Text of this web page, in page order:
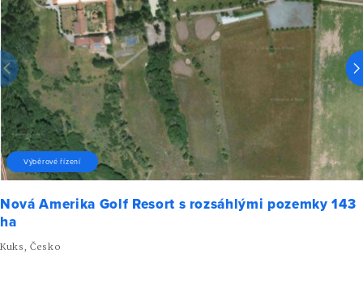
Výběrové řízení
Nová Amerika Golf Resort s rozsáhlými pozemky 143
ha
Kuks, Česko